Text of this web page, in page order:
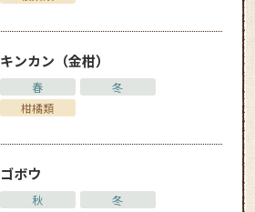
キンカン（金柑）
春
冬
柑橘類
ゴボウ
秋
冬